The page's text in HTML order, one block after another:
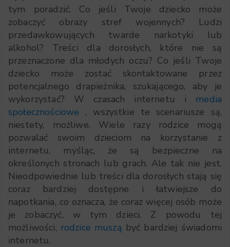
tym poradzić. Co jeśli Twoje dziecko może
zobaczyć obrazy stref wojennych? Ludzi
przedawkowujących twarde narkotyki lub
alkohol? Treści dla dorosłych, które nie są
przeznaczone dla młodych oczu? Co jeśli Twoje
dziecko może zostać skontaktowane przez
potencjalnego drapieżnika, szukającego, aby je
wykorzystać? W czasach internetu i media
społecznościowe , wszystkie te scenariusze są,
niestety, możliwe. Wiele razy rodzice mogą
pozwalać swoim dzieciom na korzystanie z
internetu, myśląc, że są bezpieczne na
określonych stronach lub grach. Ale tak nie jest.
Nieodpowiednie lub treści dla dorosłych stają się
coraz bardziej dostępne i łatwiejsze do
napotkania, co oznacza, że coraz więcej osób może
je zobaczyć, w tym dzieci. Z powodu tej
możliwości, rodzice muszą być bardziej świadomi
internetu.